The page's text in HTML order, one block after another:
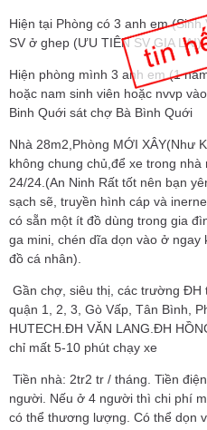
Hiện tại Phòng có 3 anh em
SV ở ghep (ƯU TIÊN SV GIA LAI)
Hiện phòng mình 3 anh em (1
hoặc nam sinh viên hoặc nvvp
Binh Quới sát chợ Bà Bình Quới
Nhà 28m2,Phòng MỚI XÂY(Như
không chung chủ,để xe trong
24/24.(An Ninh Rất tốt nên bạn
sạch sẽ, truyền hình cáp và
có sẵn một ít đồ dùng trong gia
ga mini, chén dĩa dọn vào ở
đồ cá nhân).
Gần chợ, siêu thị, các trường ĐH
quận 1, 2, 3, Gò Vấp, Tân Bình,
HUTECH.ĐH VĂN LANG.ĐH
chỉ mất 5-10 phút chạy xe
Tiền nhà: 2tr2 tr / tháng. Tiền
người. Nếu ở 4 người thì chi phí
có thể thương lượng. Có thể dọn